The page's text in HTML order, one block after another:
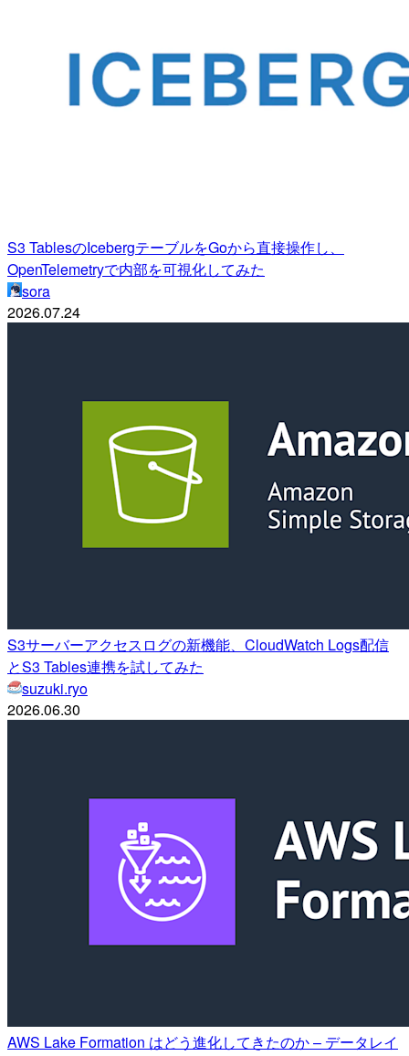
S3 TablesのIcebergテーブルをGoから直接操作し、
OpenTelemetryで内部を可視化してみた
sora
2026.07.24
S3サーバーアクセスログの新機能、CloudWatch Logs配信
とS3 Tables連携を試してみた
suzuki.ryo
2026.06.30
AWS Lake Formation はどう進化してきたのか – データレイ